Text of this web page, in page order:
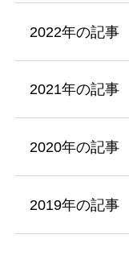
2022年の記事
2021年の記事
2020年の記事
2019年の記事